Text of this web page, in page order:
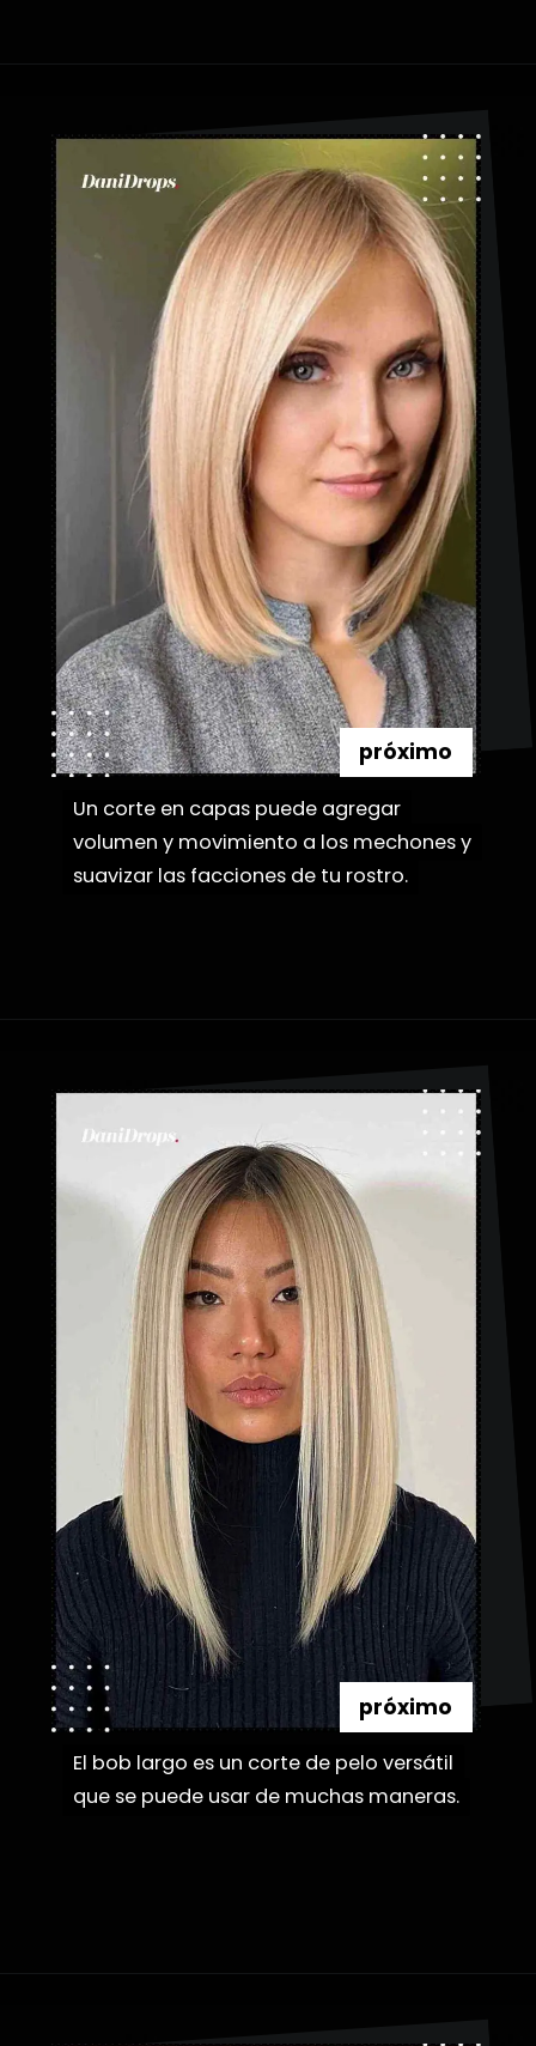
Un corte en capas puede agregar
volumen y movimiento a los mechones y
suavizar las facciones de tu rostro.
Un corte en capas puede agregar
volumen y movimiento a los mechones y
suavizar las facciones de tu rostro.
próximo
El bob largo es un corte de pelo versátil
que se puede usar de muchas maneras.
El bob largo es un corte de pelo versátil
que se puede usar de muchas maneras.
próximo